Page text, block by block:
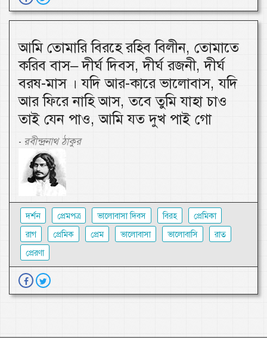
আমি তোমারি বিরহে রহিব বিলীন, তোমাতে
করিব বাস– দীর্ঘ দিবস, দীর্ঘ রজনী, দীর্ঘ
বরষ-মাস । যদি আর-কারে ভালোবাস, যদি
আর ফিরে নাহি আস, তবে তুমি যাহা চাও
তাই যেন পাও, আমি যত দুখ পাই গো
- রবীন্দ্রনাথ ঠাকুর
দর্শন প্রেমপত্র ভালোবাসা দিবস বিরহ
প্রেমিকা
রাগ
প্রেমিক প্রেম ভালোবাসা ভালোবাসি
রাত
প্রেরণা